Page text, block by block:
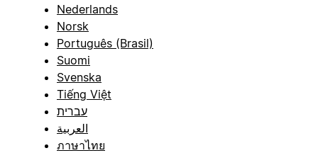
Nederlands
Norsk
Português (Brasil)
Suomi
Svenska
Tiếng Việt
עברית
العربية
ภาษาไทย